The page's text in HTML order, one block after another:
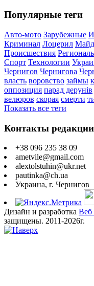
Популярные теги
Авто-мото Зарубежные
Криминал Лоцерил
Происшествия
Спорт Технологии
Чернигов Чернигова
власть воровство займы
оппозиция парад дерунів
велюров скорая смерти
Показать все теги
Контакты редакции
+38 096 235 38 09
ametvile@gmail.com
alextolstuhin@ukr.net
pautinka@ch.ua
Украина, г. Чернигов
Дизайн и разработка Веб
защищены. 2011-2026г.